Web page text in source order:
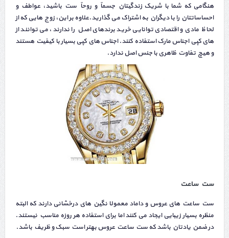
هنگامی که شما با شریک زندگیتان جسماً و روحاً ست باشید، عواطف و
احساساتتان را با دیگران به اشتراک می گذارید.علاوه بر این، زوج هایی که از
لحاظ مادی و اقتصادی توانایی خرید برندهای اصل را ندارند، می توانند از
های کپی اجناس مارک استفاده کنند. اجناس های کپی بسیار با کیفیت هستند
و هیچ تفاوت ظاهری با جنس اصل ندارد.
ست ساعت
ست ساعت های عروس و داماد معمولا نگین های درخشانی دارند که البته
منظره بسیار زیبایی ایجاد می کنند اما برای استفاده هر روزه مناسب نیستند.
در ضمن یادتان باشد که ست ساعت عروس بهتر است سبک و ظریف باشد.